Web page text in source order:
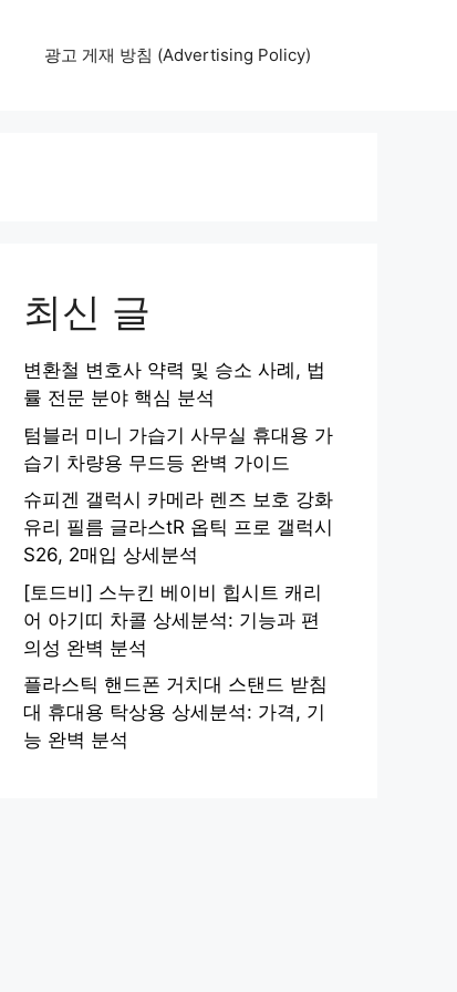
광고 게재 방침 (Advertising Policy)
최신 글
변환철 변호사 약력 및 승소 사례, 법
률 전문 분야 핵심 분석
텀블러 미니 가습기 사무실 휴대용 가
습기 차량용 무드등 완벽 가이드
슈피겐 갤럭시 카메라 렌즈 보호 강화
유리 필름 글라스tR 옵틱 프로 갤럭시
S26, 2매입 상세분석
[토드비] 스누킨 베이비 힙시트 캐리
어 아기띠 차콜 상세분석: 기능과 편
의성 완벽 분석
플라스틱 핸드폰 거치대 스탠드 받침
대 휴대용 탁상용 상세분석: 가격, 기
능 완벽 분석